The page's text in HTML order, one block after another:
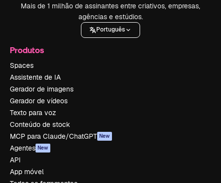
Mais de 1 milhão de assinantes entre criativos, empresas,
agências e estúdios.
Português
Produtos
Spaces
Assistente de IA
Gerador de imagens
Gerador de vídeos
Texto para voz
Conteúdo de stock
MCP para Claude/ChatGPT New
Agentes New
API
App móvel